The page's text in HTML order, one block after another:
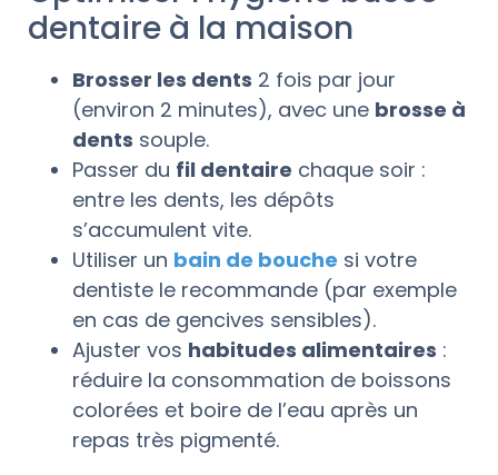
dentaire à la maison
Brosser les dents 2 fois par jour
(environ 2 minutes), avec une brosse à
dents souple.
Passer du fil dentaire chaque soir :
entre les dents, les dépôts
s’accumulent vite.
Utiliser un bain de bouche si votre
dentiste le recommande (par exemple
en cas de gencives sensibles).
Ajuster vos habitudes alimentaires :
réduire la consommation de boissons
colorées et boire de l’eau après un
repas très pigmenté.